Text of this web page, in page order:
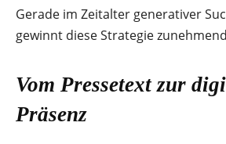
Gerade im Zeitalter generativer
gewinnt diese Strategie
Vom Pressetext zur
Präsenz